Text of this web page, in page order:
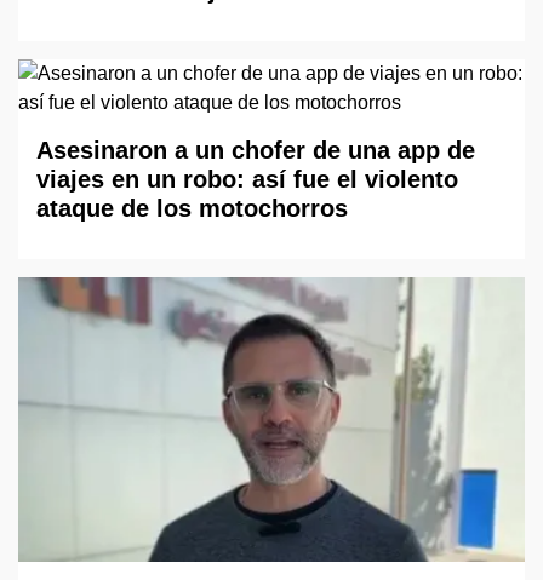
Asesinaron a un chofer de una app de
viajes en un robo: así fue el violento
ataque de los motochorros